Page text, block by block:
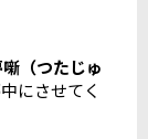
（つたじゅ
にさせてく